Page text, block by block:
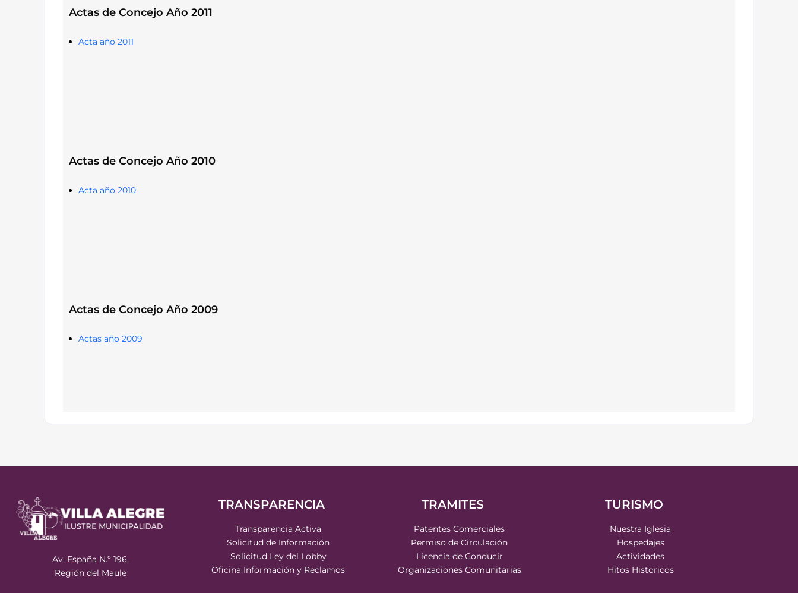
Actas de Concejo Año 2011
Acta año 2011
Actas de Concejo Año 2010
Acta año 2010
Actas de Concejo Año 2009
Actas año 2009
Av. España N.º 196,
Región del Maule
TRANSPARENCIA
Transparencia Activa
Solicitud de Información
Solicitud Ley del Lobby
Oficina Información y Reclamos
TRAMITES
Patentes Comerciales
Permiso de Circulación
Licencia de Conducir
Organizaciones Comunitarias
TURISMO
Nuestra Iglesia
Hospedajes
Actividades
Hitos Historicos